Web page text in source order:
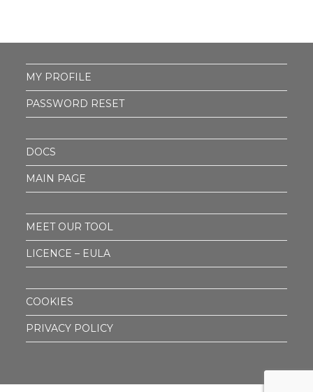
MY PROFILE
PASSWORD RESET
DOCS
MAIN PAGE
MEET OUR TOOL
LICENCE – EULA
COOKIES
PRIVACY POLICY